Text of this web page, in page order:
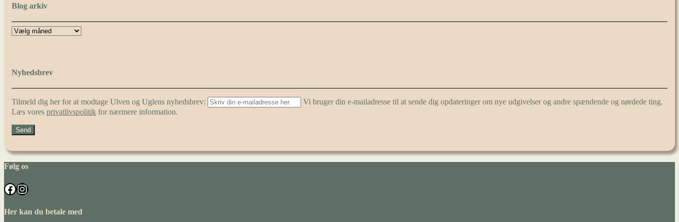
Blog arkiv
Nyhedsbrev
Tilmeld dig her for at modtage Ulven og Uglens nyhedsbrev:
Vi bruger din e-mailadresse til at sende dig opdateringer om nye udgivelser og andre spændende og nørdede ting.
Læs vores privatlivspolitik for nærmere information.
Følg os
Facebook
Instagram
Her kan du betale med